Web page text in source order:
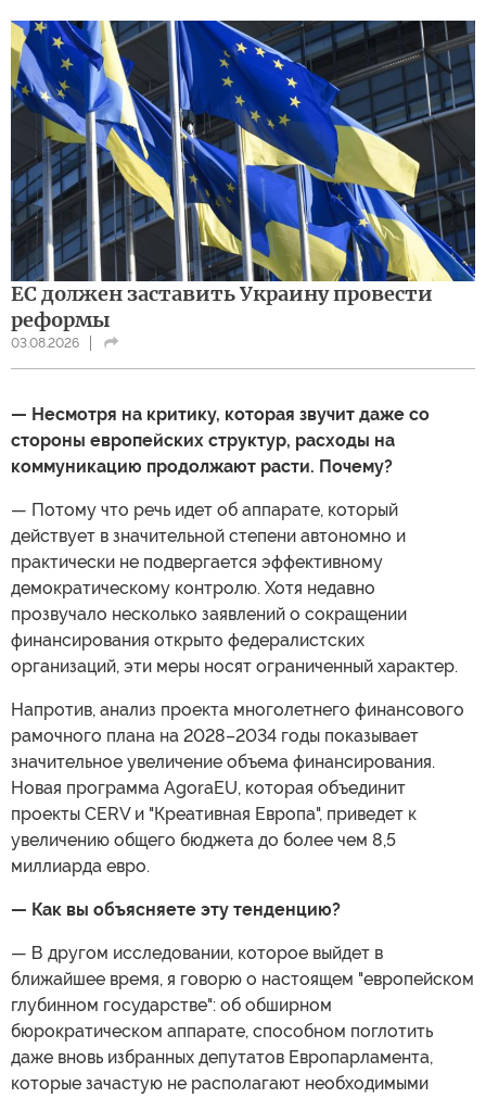
ЕС должен заставить Украину провести
реформы
03.08.2026
— Несмотря на критику, которая звучит даже со
стороны европейских структур, расходы на
коммуникацию продолжают расти. Почему?
— Потому что речь идет об аппарате, который
действует в значительной степени автономно и
практически не подвергается эффективному
демократическому контролю. Хотя недавно
прозвучало несколько заявлений о сокращении
финансирования открыто федералистских
организаций, эти меры носят ограниченный характер.
Напротив, анализ проекта многолетнего финансового
рамочного плана на 2028–2034 годы показывает
значительное увеличение объема финансирования.
Новая программа AgoraEU, которая объединит
проекты CERV и "Креативная Европа", приведет к
увеличению общего бюджета до более чем 8,5
миллиарда евро.
— Как вы объясняете эту тенденцию?
— В другом исследовании, которое выйдет в
ближайшее время, я говорю о настоящем "европейском
глубинном государстве": об обширном
бюрократическом аппарате, способном поглотить
даже вновь избранных депутатов Европарламента,
которые зачастую не располагают необходимыми